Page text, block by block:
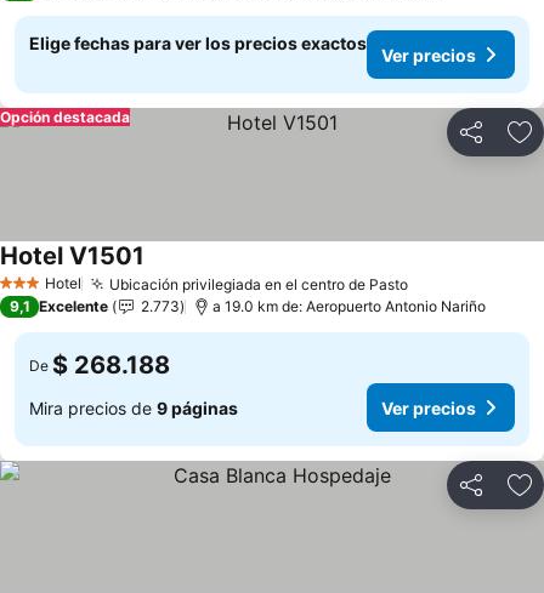
Elige fechas para ver los precios exactos
Ver precios
Compartir
Opción destacada
3 Estrellas
Hotel Ubicación privilegiada en el centro de PastoVer precios
Hotel V1501
9,1 Excelente 2.773 a 19.0 km de: Aeropuerto Antonio Nariño
De $ 268.188
Mira precios de 9 páginas Ver precios
Compartir